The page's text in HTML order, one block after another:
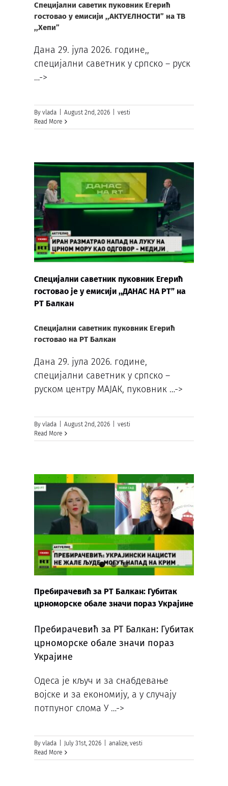
Специјални саветик пуковник Егерић
гостовао у емисији ,,АКТУЕЛНОСТИ” на ТВ
,,Хепи”
Дана 29. јула 2026. године,,
специјални саветник у српско – руск
…->
By vlada August 2nd, 2026
vesti
Read More
Специјални саветник пуковник Егерић
гостовао је у емисији ,,ДАНАС НА РТ” на
РТ Балкан
Специјални саветник пуковник Егерић
гостовао на РТ Балкан
Дана 29. јула 2026. године,
специјални саветник у српско –
руском центру МАЈАК, пуковник …->
By vlada August 2nd, 2026
vesti
Read More
Пребирачевић за РТ Балкан: Губитак
црноморске обале значи пораз Украјине
Пребирачевић за РТ Балкан: Губитак
црноморске обале значи пораз
Украјине
Одеса је кључ и за снабдевање
војске и за економију, а у случају
потпуног слома У …->
By vlada July 31st, 2026 analize, vesti
Read More